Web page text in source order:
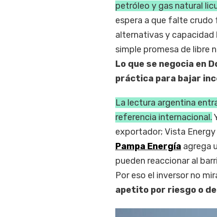
petróleo y gas natural
espera a que falte
alternativas y capacidad
simple promesa de libre
Lo que se negocia en
práctica para bajar
La lectura argentina
referencia internacional.
exportador; Vista
Pampa Energíaagrega
pueden reaccionar al
Por eso el inversor no
apetito por riesgo o